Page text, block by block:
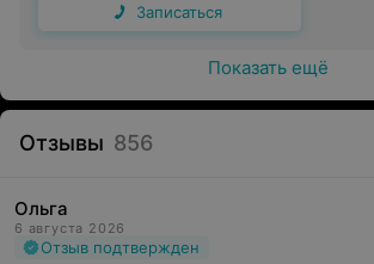
онемение пальцев рук или ног,
чувствительности определенных зон
нарушение речи
слабость в ногах
судорожные припадки
Записаться
Показать ещё
Отзывы 856
Ольга
6 августа 2026
Отзыв подтвержден